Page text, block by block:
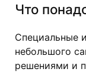
Что
Специальные
небольшого
решениями и